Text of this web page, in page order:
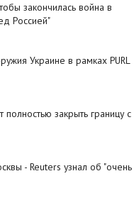
закончилась война в
Россией"
Украине в рамках PURL
закрыть границу с
- Reuters узнал об "очень